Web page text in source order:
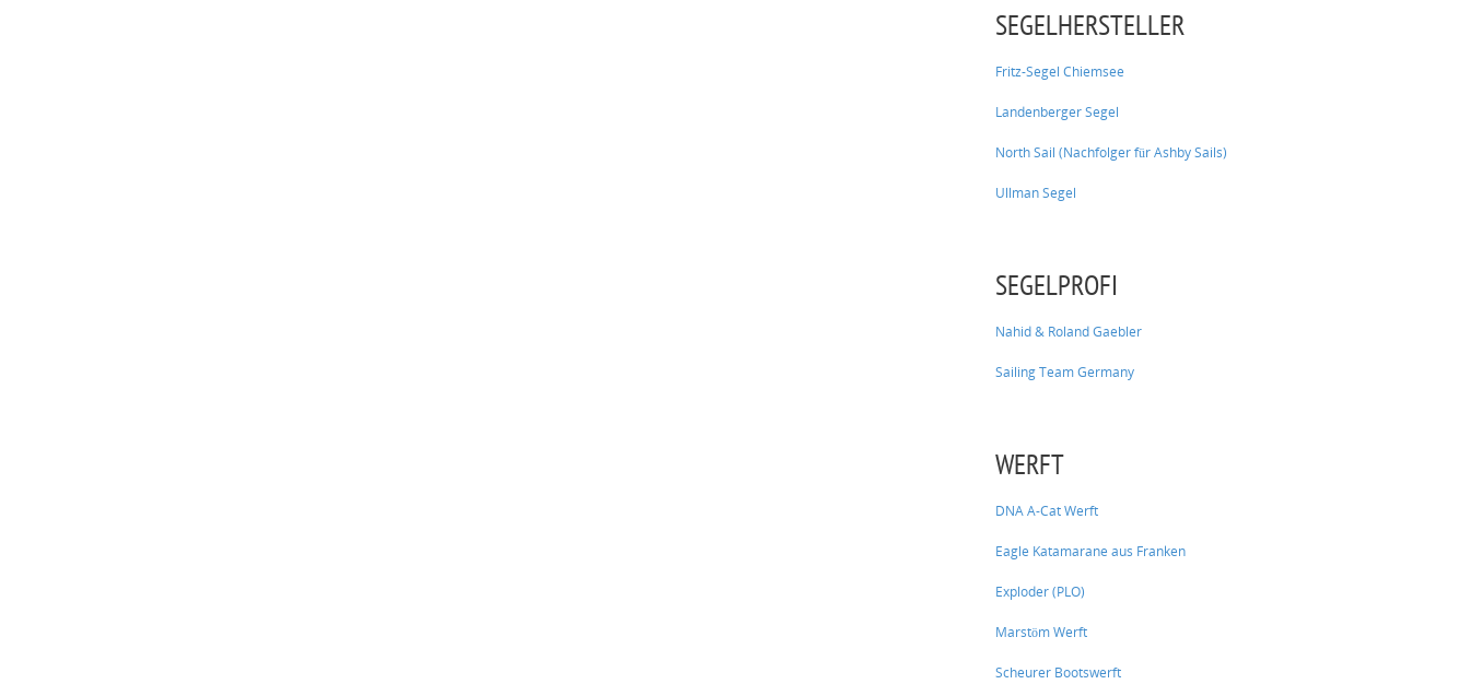
SEGELHERSTELLER
Fritz-Segel Chiemsee
Landenberger Segel
North Sail (Nachfolger für Ashby Sails)
Ullman Segel
SEGELPROFI
Nahid & Roland Gaebler
Sailing Team Germany
WERFT
DNA A-Cat Werft
Eagle Katamarane aus Franken
Exploder (PLO)
Marstöm Werft
Scheurer Bootswerft